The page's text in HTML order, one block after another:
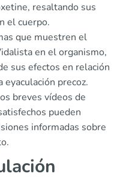
resaltando sus
el cuerpo.
que muestren el
en el organismo,
sus efectos en relación
precoz.
breves vídeos de
pueden
informadas sobre